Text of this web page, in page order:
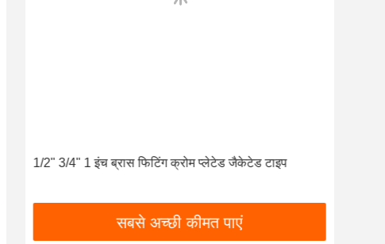
1/2" 3/4" 1 इंच ब्रास फिटिंग क्रोम प्लेटेड जैकेटेड टाइप
सबसे अच्छी कीमत पाएं